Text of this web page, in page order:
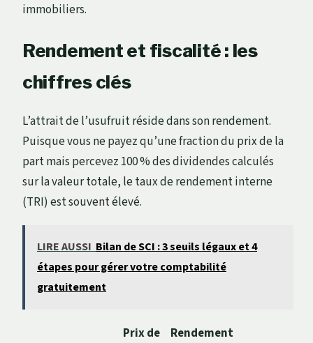
immobiliers.
Rendement et fiscalité : les
chiffres clés
L’attrait de l’usufruit réside dans son rendement.
Puisque vous ne payez qu’une fraction du prix de la
part mais percevez 100 % des dividendes calculés
sur la valeur totale, le taux de rendement interne
(TRI) est souvent élevé.
LIRE AUSSI Bilan de SCI : 3 seuils légaux et 4
étapes pour gérer votre comptabilité
gratuitement
Prix de
Rendement